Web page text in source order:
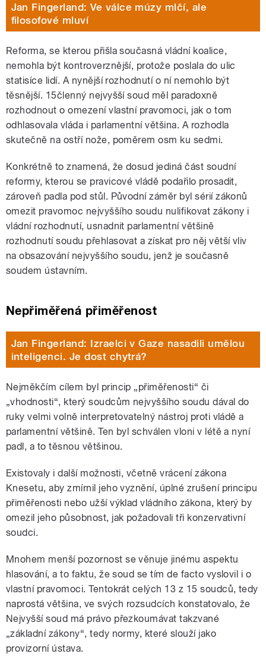
Jan Fingerland: Ve válce múzy mlčí, ale
filosofové mluví
Reforma, se kterou přišla současná vládní koalice,
nemohla být kontroverznější, protože poslala do ulic
statisíce lidí. A nynější rozhodnutí o ní nemohlo být
těsnější. 15členný nejvyšší soud měl paradoxně
rozhodnout o omezení vlastní pravomoci, jak o tom
odhlasovala vláda i parlamentní většina. A rozhodla
skutečně na ostří nože, poměrem osm ku sedmi.
Konkrétně to znamená, že dosud jediná část soudní
reformy, kterou se pravicové vládě podařilo prosadit,
zároveň padla pod stůl. Původní záměr byl sérií zákonů
omezit pravomoc nejvyššího soudu nulifikovat zákony i
vládní rozhodnutí, usnadnit parlamentní většině
rozhodnutí soudu přehlasovat a získat pro něj větší vliv
na obsazování nejvyššího soudu, jenž je současně
soudem ústavním.
Nepřiměřená přiměřenost
Jan Fingerland: Izraelci v Gaze nasadili umělou
inteligenci. Je dost chytrá?
Nejměkčím cílem byl princip „přiměřenosti“ či
„vhodnosti“, který soudcům nejvyššího soudu dával do
ruky velmi volně interpretovatelný nástroj proti vládě a
parlamentní většině. Ten byl schválen vloni v létě a nyní
padl, a to těsnou většinou.
Existovaly i další možnosti, včetně vrácení zákona
Knesetu, aby zmírnil jeho vyznění, úplné zrušení principu
přiměřenosti nebo užší výklad vládního zákona, který by
omezil jeho působnost, jak požadovali tři konzervativní
soudci.
Mnohem menší pozornost se věnuje jinému aspektu
hlasování, a to faktu, že soud se tím de facto vyslovil i o
vlastní pravomoci. Tentokrát celých 13 z 15 soudců, tedy
naprostá většina, ve svých rozsudcích konstatovalo, že
Nejvyšší soud má právo přezkoumávat takzvané
„základní zákony“, tedy normy, které slouží jako
provizorní ústava.